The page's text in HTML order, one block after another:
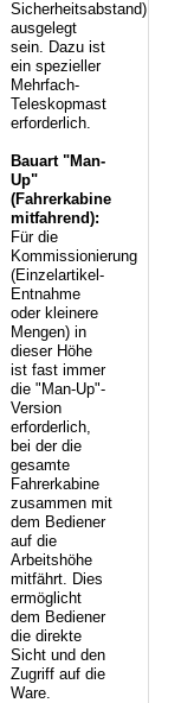
Sicherheitsabstand)
ausgelegt
sein. Dazu ist
ein spezieller
Mehrfach-
Teleskopmast
erforderlich.
Bauart "Man-
Up"
(Fahrerkabine
mitfahrend):
Für die
Kommissionierung
(Einzelartikel-
Entnahme
oder kleinere
Mengen) in
dieser Höhe
ist fast immer
die "Man-Up"-
Version
erforderlich,
bei der die
gesamte
Fahrerkabine
zusammen mit
dem Bediener
auf die
Arbeitshöhe
mitfährt. Dies
ermöglicht
dem Bediener
die direkte
Sicht und den
Zugriff auf die
Ware.